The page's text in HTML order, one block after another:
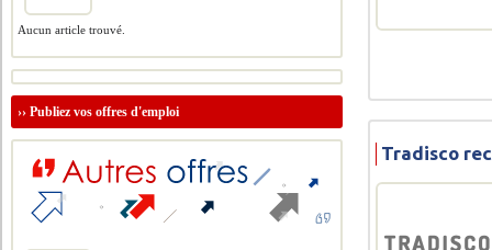
Tradisco
Aucun article trouvé.
››Publiez vos offres d'emploi